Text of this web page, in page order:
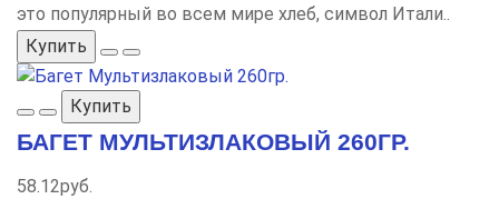
это популярный во всем мире хлеб, символ Итали..
Купить
Купить
БАГЕТ МУЛЬТИЗЛАКОВЫЙ 260ГР.
58.12руб.